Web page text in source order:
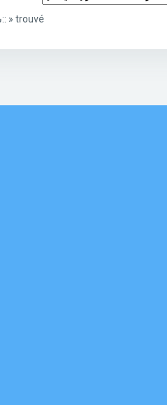
Aucun tags avec « شركة تسليك مجاري في دبي:: » trouvé